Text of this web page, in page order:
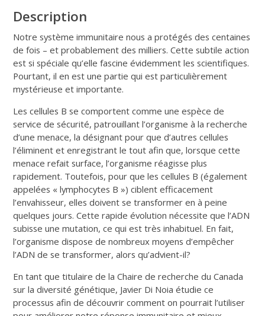
Description
Notre système immunitaire nous a protégés des centaines
de fois – et probablement des milliers. Cette subtile action
est si spéciale qu’elle fascine évidemment les scientifiques.
Pourtant, il en est une partie qui est particulièrement
mystérieuse et importante.
Les cellules B se comportent comme une espèce de
service de sécurité, patrouillant l’organisme à la recherche
d’une menace, la désignant pour que d’autres cellules
l’éliminent et enregistrant le tout afin que, lorsque cette
menace refait surface, l’organisme réagisse plus
rapidement. Toutefois, pour que les cellules B (également
appelées « lymphocytes B ») ciblent efficacement
l’envahisseur, elles doivent se transformer en à peine
quelques jours. Cette rapide évolution nécessite que l’ADN
subisse une mutation, ce qui est très inhabituel. En fait,
l’organisme dispose de nombreux moyens d’empêcher
l’ADN de se transformer, alors qu’advient-il?
En tant que titulaire de la Chaire de recherche du Canada
sur la diversité génétique, Javier Di Noia étudie ce
processus afin de découvrir comment on pourrait l’utiliser